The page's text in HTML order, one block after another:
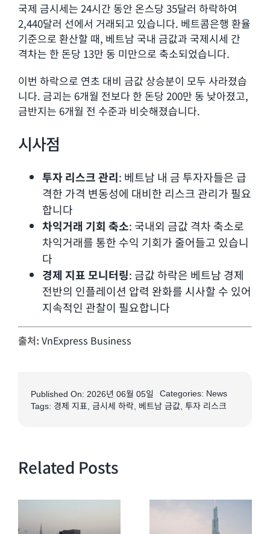
국제 금시세는 24시간 동안 온스당 35달러 하락하여
2,440달러 선에서 거래되고 있습니다. 베트콤은행 환율
기준으로 환산할 때, 베트남 국내 금값과 국제시세 간
격차는 한 돈당 13만 동 미만으로 축소되었습니다.
이번 하락으로 연초 대비 금값 상승분이 모두 사라졌습
니다. 금괴는 6개월 전보다 한 돈당 200만 동 낮아졌고,
금반지는 6개월 전 수준과 비슷해졌습니다.
시사점
투자 리스크 관리: 베트남 내 금 투자자들은 급
격한 가격 변동성에 대비한 리스크 관리가 필요
합니다
차익거래 기회 축소: 국내외 금값 격차 축소로
차익거래를 통한 수익 기회가 줄어들고 있습니
다
경제 지표 모니터링: 금값 하락은 베트남 경제
전반의 인플레이션 압력 완화를 시사할 수 있어
지속적인 관찰이 필요합니다
출처: VnExpress Business
Published On: 2026년 06월 05일 Categories: News
Tags: 경제 지표, 금시세 하락, 베트남 금값, 투자 리스크
Related Posts